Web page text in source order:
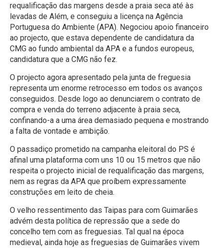
requalificação das margens desde a praia seca até às
levadas de Além, e conseguiu a licença na Agência
Portuguesa do Ambiente (APA). Negociou apoio financeiro
ao projecto, que estava dependente de candidatura da
CMG ao fundo ambiental da APA e a fundos europeus,
candidatura que a CMG não fez.
O projecto agora apresentado pela junta de freguesia
representa um enorme retrocesso em todos os avanços
conseguidos. Desde logo ao denunciarem o contrato de
compra e venda do terreno adjacente à praia seca,
confinando-a a uma área demasiado pequena e mostrando
a falta de vontade e ambição.
O passadiço prometido na campanha eleitoral do PS é
afinal uma plataforma com uns 10 ou 15 metros que não
respeita o projecto inicial de requalificação das margens,
nem as regras da APA que proíbem expressamente
construções em leito de cheia.
O velho ressentimento das Taipas para com Guimarães
advém desta política de repressão que a sede do
concelho tem com as freguesias. Tal qual na época
medieval, ainda hoje as freguesias de Guimarães vivem